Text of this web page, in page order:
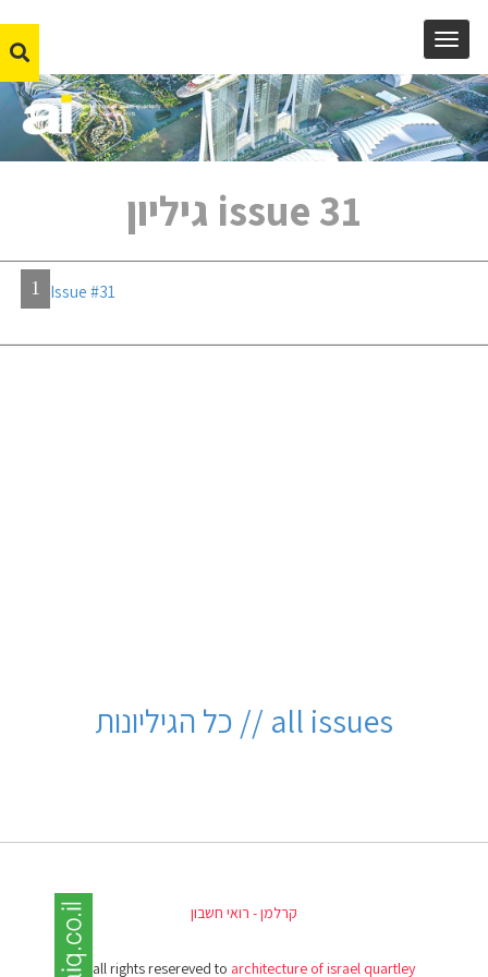
MENU
issue 31 גיליון
Issue #31
1
all issues // כל הגיליונות
קרלמן - רואי חשבון
(c) all rights resereved to architecture of israel quartley